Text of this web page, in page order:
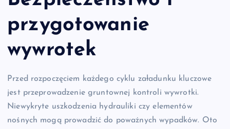
przygotowanie
wywrotek
Przed rozpoczęciem każdego cyklu załadunku kluczowe
jest przeprowadzenie gruntownej kontroli wywrotki.
Niewykryte uszkodzenia hydrauliki czy elementów
nośnych mogą prowadzić do poważnych wypadków. Oto